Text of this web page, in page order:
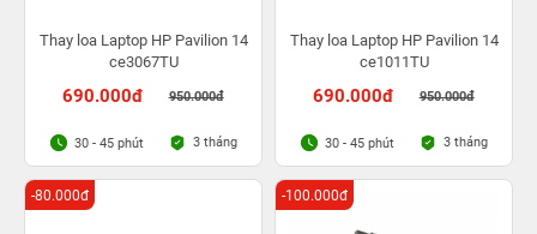
Thay loa Laptop HP Pavilion 14
ce3067TU
690.000đ 950.000đ
30 - 45 phút 3 tháng
Thay loa Laptop HP Pavilion 14
ce1011TU
690.000đ 950.000đ
30 - 45 phút 3 tháng
-80.000đ -100.000đ